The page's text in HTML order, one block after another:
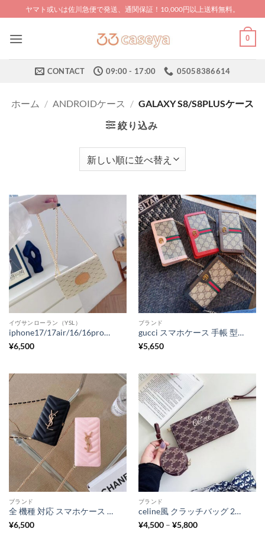
to
content
ヤマト或いは佐川急便で発送、通関保証！10,000円以上送料無料。
0
CONTACT 09:00 - 17:00 05058386614
ホーム / ANDROIDケース / GALAXY S8/S8PLUSケース
絞り込み
イヴサンローラン（YSL）
iphone17/17air/16/16proケース サンローラン iphone15/14 手帳 型 ケース ハイ ブランド ysl スマホケース 手帳 型 アンドロイド 全機種対応 韓国 Galaxy/Xperiaケース斜めがけ
¥6,500
ブランド
gucci スマホケース 手帳 型 全機種対応 人気 iphone17/17pro/16/16pro ケース チェーン ギャラクシーs21+ s10 携帯カバー AQUOS sense4 sense3 手帳型ケース カード収納 xperiaケース おしゃれ ちょっとしたプレゼント
¥5,650
ブランド
全 機種 対応 スマホケース ハイ ブランド ysl iphone17/17pro/16/16proケース 手帳型 チェーン付き androidケース galaxys21+/s20 サンローラン風 スマホケース エクスペリア バッグ風 オシャレ プレゼント
¥6,500
ブランド
celine風 クラッチバッグ 2way スマホポーチ 人気 メンズ レディース セリーヌ 財布 芸能人 ワイヤレス イヤホン 収納 ケース 革 エアーポッズケース 韓国 ハイ ブランド お 手頃 プレゼント
¥4,500 – ¥5,800価